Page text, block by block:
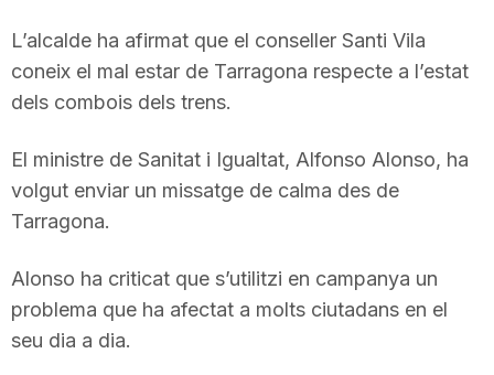
L’alcalde ha afirmat que el conseller Santi Vila
coneix el mal estar de Tarragona respecte a l’estat
dels combois dels trens.
El ministre de Sanitat i Igualtat, Alfonso Alonso, ha
volgut enviar un missatge de calma des de
Tarragona.
Alonso ha criticat que s’utilitzi en campanya un
problema que ha afectat a molts ciutadans en el
seu dia a dia.